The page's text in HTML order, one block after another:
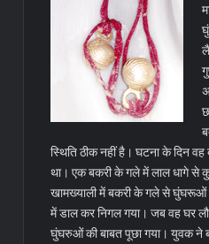
स्थिति ठीक नहीं है। घटना के दिन
था। एक बकरी के गले में लाल धागे
खामख्याली में बकरी के गले से घुंघरूओं
में डाल कर निगल गया। जब वह घर
घुंघरुओं की बाबत पूछा गया। युवक ने